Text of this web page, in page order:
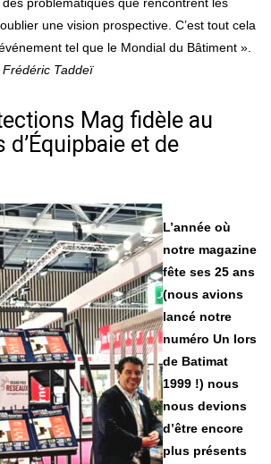
une vision prospective. C’est tout cela
tel que le Mondial du Bâtiment ».
Taddeï
Mag fidèle au
d’Équipbaie et de
L’année où
notre magazine
fête ses 25 ans
(nous avions
lancé notre
numéro Un lors
de Batimat
1999 !) nous
nous devions
d’être encore
plus présents